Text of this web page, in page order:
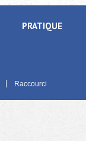
PRATIQUE
Raccourci